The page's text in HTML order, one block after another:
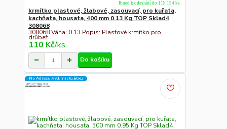
krmítko plastové, žlabové, zasouvací, pro kuřata,
kachňata, housata, 400 mm 0.13 Kg TOP Sklad4
308068
308068 Váha: 0.13 Popis: Plastové krmítko pro
drůbež.
110 Kč/ks
Ihned k odeslání do 11h 154 ks
Do košíku
Na Adresu,Výd.místo,Boxu